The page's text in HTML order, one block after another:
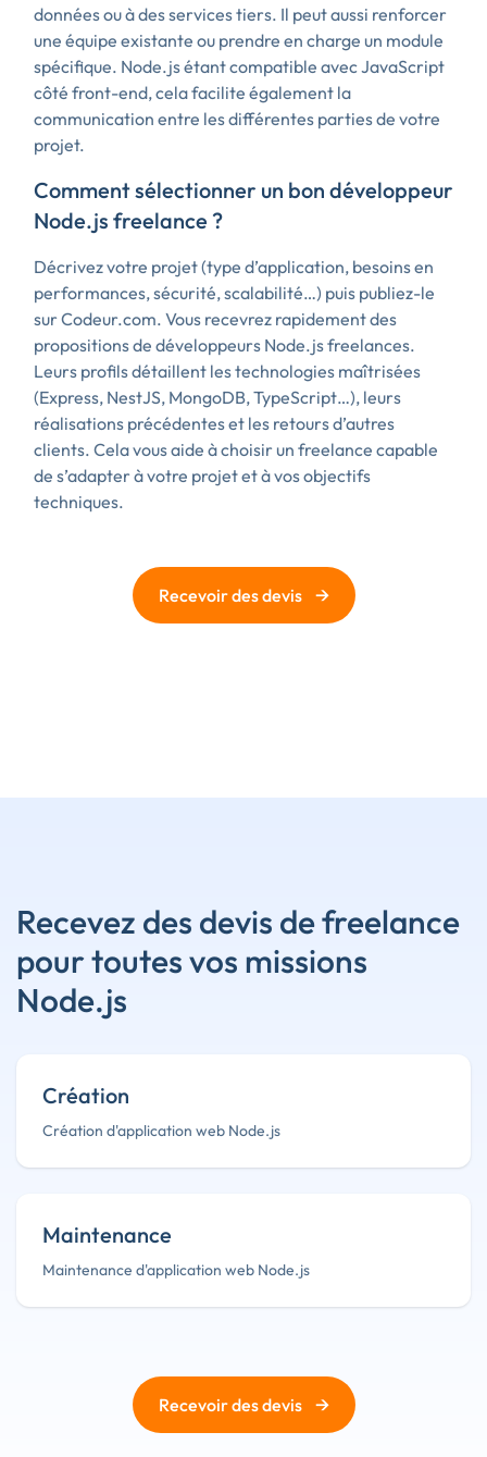
données ou à des services tiers. Il peut aussi renforcer
une équipe existante ou prendre en charge un module
spécifique. Node.js étant compatible avec JavaScript
côté front-end, cela facilite également la
communication entre les différentes parties de votre
projet.
Comment sélectionner un bon développeur
Node.js freelance ?
Décrivez votre projet (type d’application, besoins en
performances, sécurité, scalabilité…) puis publiez-le
sur Codeur.com. Vous recevrez rapidement des
propositions de développeurs Node.js freelances.
Leurs profils détaillent les technologies maîtrisées
(Express, NestJS, MongoDB, TypeScript…), leurs
réalisations précédentes et les retours d’autres
clients. Cela vous aide à choisir un freelance capable
de s’adapter à votre projet et à vos objectifs
techniques.
Recevoir des devis →
Recevez des devis de freelance
pour toutes vos missions
Node.js
Création
Création d'application web Node.js
Maintenance
Maintenance d'application web Node.js
Recevoir des devis →